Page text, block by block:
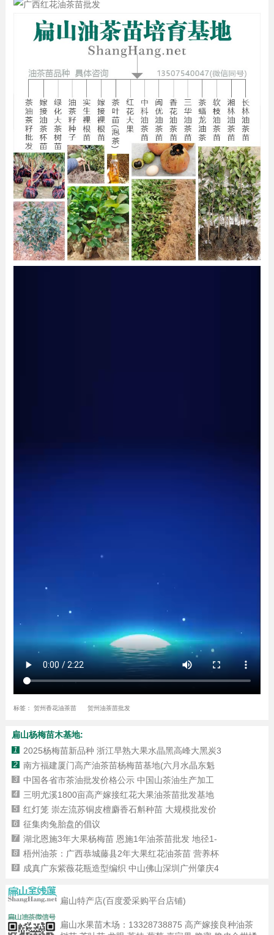
标签： 贺州香花油茶苗 贺州油茶苗批发
扁山杨梅苗木基地:
1 2025杨梅苗新品种 浙江早熟大果水晶黑高峰大黑炭3
2 南方福建厦门高产油茶苗杨梅苗基地(六月水晶东魁
3 中国各省市茶油批发价格公示 中国山茶油生产加工
4 三明尤溪1800亩高产嫁接红花大果油茶苗批发基地
5 红灯笼 崇左流苏铜皮檀麝香石斛种苗 大规模批发价
6 征集肉兔胎盘的倡议
7 湖北恩施3年大果杨梅苗 恩施1年油茶苗批发 地径1-
8 梧州油茶：广西恭城藤县2年大果红花油茶苗 营养杯
9 成真广东紫薇花瓶造型编织 中山佛山深圳广州肇庆4
扁山特产店(百度爱采购平台店铺)
扁山水果苗木场： 13328738875 高产嫁接良种油茶